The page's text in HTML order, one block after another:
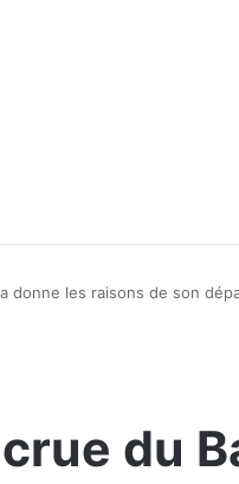
donne les raisons de son
du